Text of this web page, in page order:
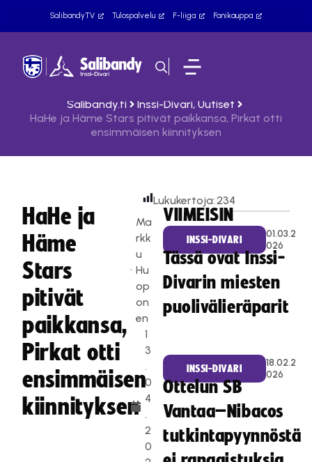
SalibandyTV Tulospalvelu F-liiga Fanikauppa
Salibandy.fi Inssi-Divari, Uutiset
HaHe ja Häme Stars pitivät paikkansa, Pirkat otti
ensimmäisen kiinnityksen
HaHe ja
Häme
Stars
pitivät
paikkansa,
Pirkat otti
ensimmäisen
kiinnityksen
Ma
rkk
u
Hu
op
on
en
1
3
.
0
4
.
2
0
Lukukertoja:234
VIIMEISIN
INSSI-DIVARI
01.03.2
026
Tässä ovat Inssi-
Divarin miesten
puolivälieräparit
INSSI-DIVARI
18.02.2
026
Ottelun SB
Vantaa–Nibacos
tutkintapyynnöstä